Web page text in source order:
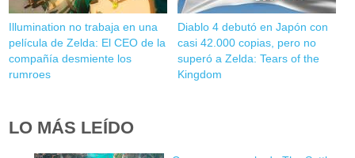
Illumination no trabaja en una
película de Zelda: El CEO de la
compañía desmiente los
rumroes
Diablo 4 debutó en Japón con
casi 42.000 copias, pero no
superó a Zelda: Tears of the
Kingdom
LO MÁS LEÍDO